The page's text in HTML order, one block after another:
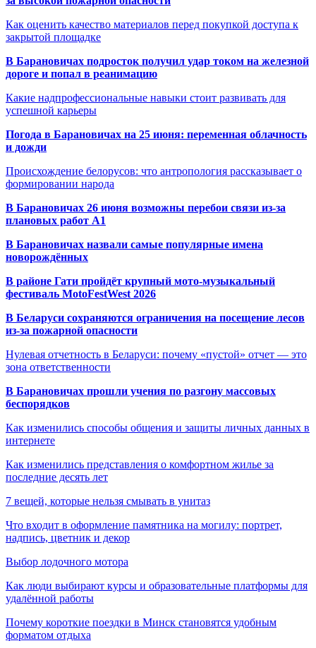
Как оценить качество материалов перед покупкой доступа к
закрытой площадке
В Барановичах подросток получил удар током на железной
дороге и попал в реанимацию
Какие надпрофессиональные навыки стоит развивать для
успешной карьеры
Погода в Барановичах на 25 июня: переменная облачность
и дожди
Происхождение белорусов: что антропология рассказывает о
формировании народа
В Барановичах 26 июня возможны перебои связи из-за
плановых работ A1
В Барановичах назвали самые популярные имена
новорождённых
В районе Гати пройдёт крупный мото-музыкальный
фестиваль MotoFestWest 2026
В Беларуси сохраняются ограничения на посещение лесов
из-за пожарной опасности
Нулевая отчетность в Беларуси: почему «пустой» отчет — это
зона ответственности
В Барановичах прошли учения по разгону массовых
беспорядков
Как изменились способы общения и защиты личных данных в
интернете
Как изменились представления о комфортном жилье за
последние десять лет
7 вещей, которые нельзя смывать в унитаз
Что входит в оформление памятника на могилу: портрет,
надпись, цветник и декор
Выбор лодочного мотора
Как люди выбирают курсы и образовательные платформы для
удалённой работы
Почему короткие поездки в Минск становятся удобным
форматом отдыха